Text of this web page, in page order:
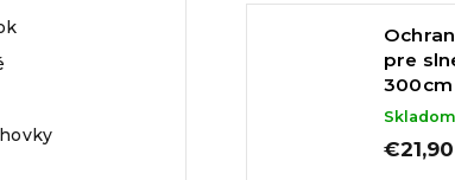
pre
300cm
Skladom
€21,90